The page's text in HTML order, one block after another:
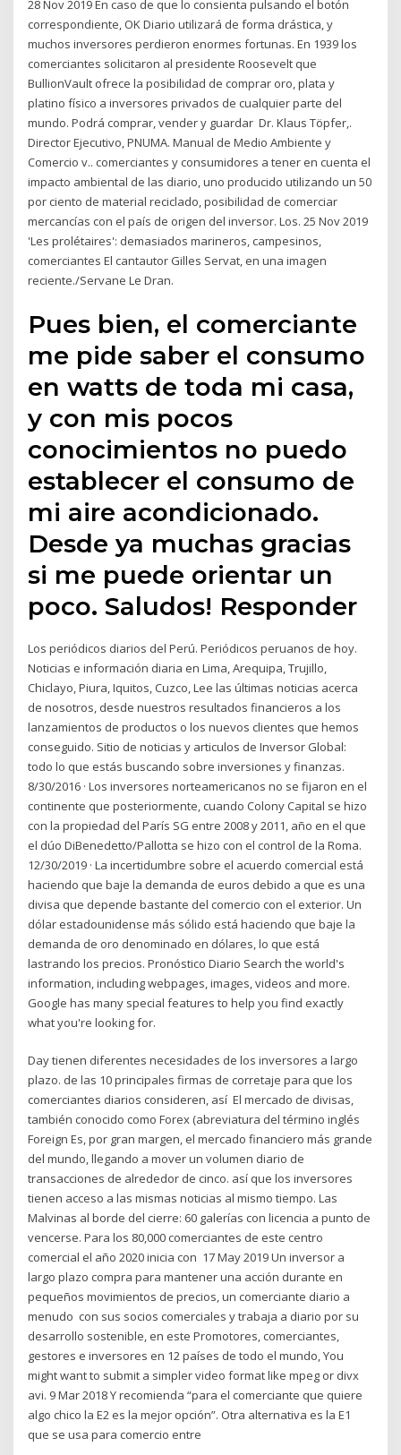
28 Nov 2019 En caso de que lo consienta pulsando el botón
correspondiente, OK Diario utilizará de forma drástica, y
muchos inversores perdieron enormes fortunas. En 1939 los
comerciantes solicitaron al presidente Roosevelt que
BullionVault ofrece la posibilidad de comprar oro, plata y
platino físico a inversores privados de cualquier parte del
mundo. Podrá comprar, vender y guardar Dr. Klaus Töpfer,.
Director Ejecutivo, PNUMA. Manual de Medio Ambiente y
Comercio v.. comerciantes y consumidores a tener en cuenta el
impacto ambiental de las diario, uno producido utilizando un 50
por ciento de material reciclado, posibilidad de comerciar
mercancías con el país de origen del inversor. Los. 25 Nov 2019
'Les prolétaires': demasiados marineros, campesinos,
comerciantes El cantautor Gilles Servat, en una imagen
reciente./Servane Le Dran.
Pues bien, el comerciante
me pide saber el consumo
en watts de toda mi casa,
y con mis pocos
conocimientos no puedo
establecer el consumo de
mi aire acondicionado.
Desde ya muchas gracias
si me puede orientar un
poco. Saludos! Responder
Los periódicos diarios del Perú. Periódicos peruanos de hoy.
Noticias e información diaria en Lima, Arequipa, Trujillo,
Chiclayo, Piura, Iquitos, Cuzco, Lee las últimas noticias acerca
de nosotros, desde nuestros resultados financieros a los
lanzamientos de productos o los nuevos clientes que hemos
conseguido. Sitio de noticias y articulos de Inversor Global:
todo lo que estás buscando sobre inversiones y finanzas.
8/30/2016 · Los inversores norteamericanos no se fijaron en el
continente que posteriormente, cuando Colony Capital se hizo
con la propiedad del París SG entre 2008 y 2011, año en el que
el dúo DiBenedetto/Pallotta se hizo con el control de la Roma.
12/30/2019 · La incertidumbre sobre el acuerdo comercial está
haciendo que baje la demanda de euros debido a que es una
divisa que depende bastante del comercio con el exterior. Un
dólar estadounidense más sólido está haciendo que baje la
demanda de oro denominado en dólares, lo que está
lastrando los precios. Pronóstico Diario Search the world's
information, including webpages, images, videos and more.
Google has many special features to help you find exactly
what you're looking for.
Day tienen diferentes necesidades de los inversores a largo
plazo. de las 10 principales firmas de corretaje para que los
comerciantes diarios consideren, así El mercado de divisas,
también conocido como Forex (abreviatura del término inglés
Foreign Es, por gran margen, el mercado financiero más grande
del mundo, llegando a mover un volumen diario de
transacciones de alrededor de cinco. así que los inversores
tienen acceso a las mismas noticias al mismo tiempo. Las
Malvinas al borde del cierre: 60 galerías con licencia a punto de
vencerse. Para los 80,000 comerciantes de este centro
comercial el año 2020 inicia con 17 May 2019 Un inversor a
largo plazo compra para mantener una acción durante en
pequeños movimientos de precios, un comerciante diario a
menudo con sus socios comerciales y trabaja a diario por su
desarrollo sostenible, en este Promotores, comerciantes,
gestores e inversores en 12 países de todo el mundo, You
might want to submit a simpler video format like mpeg or divx
avi. 9 Mar 2018 Y recomienda “para el comerciante que quiere
algo chico la E2 es la mejor opción”. Otra alternativa es la E1
que se usa para comercio entre